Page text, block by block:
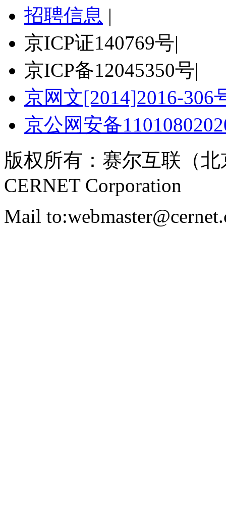
招聘信息 |
京ICP证140769号|
京ICP备12045350号|
京网文[2014]2016-306
京公网安备
版权所有：赛尔互联（
CERNET Corporation
Mail